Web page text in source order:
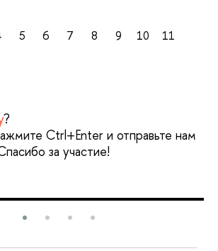
5 6 7 8 9 10
11
?
Ctrl+Enter и отправьте нам
за участие!